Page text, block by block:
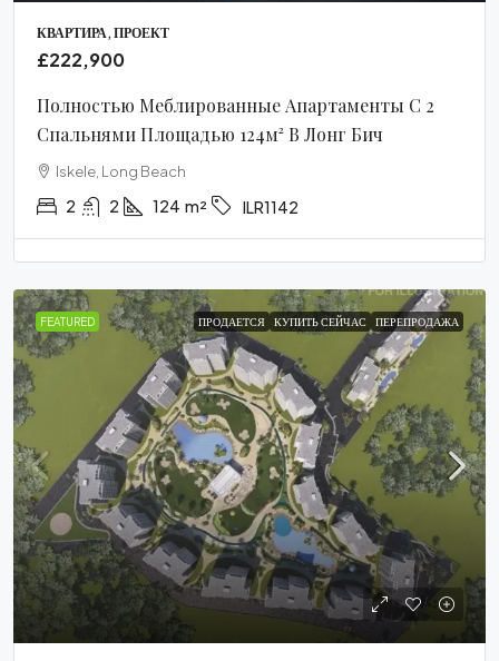
КВАРТИРА, ПРОЕКТ
£222,900
Полностью Меблированные Апартаменты С 2
Спальнями Площадью 124м² В Лонг Бич
Iskele, Long Beach
2 2 124 m² ILR1142
FEATURED ПРОДАЕТСЯ КУПИТЬ СЕЙЧАС ПЕРЕПРОДАЖА